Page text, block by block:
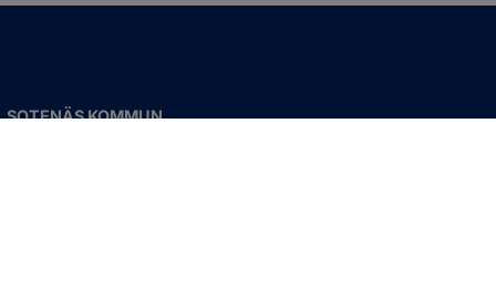
SOTENÄS KOMMUN